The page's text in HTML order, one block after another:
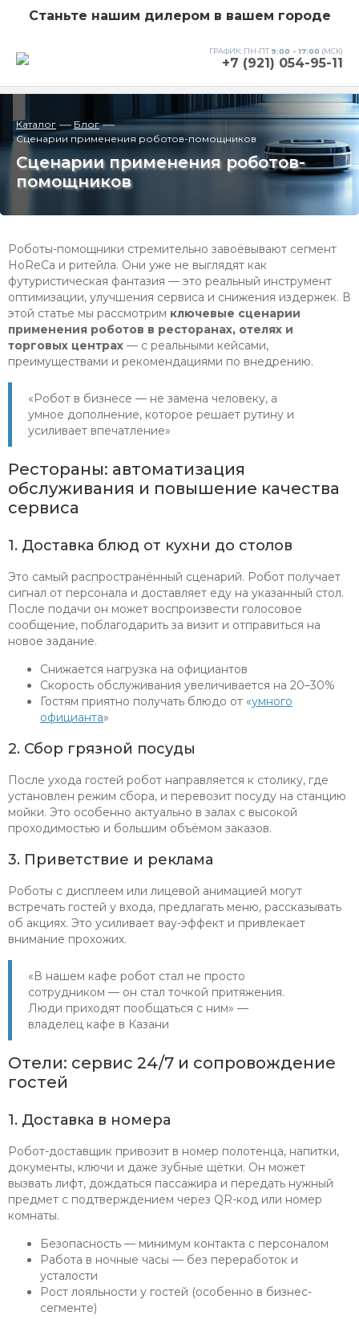
Станьте нашим дилером в вашем городе
+7 (921) 054-95-11
ГРАФИК: ПН-ПТ9:00 - 17:00 (МСК)
Каталог — Блог —
Сценарии применения роботов-помощников
Сценарии применения роботов-
помощников
Роботы-помощники стремительно завоёвывают сегмент
HoReCa и ритейла. Они уже не выглядят как
футуристическая фантазия — это реальный инструмент
оптимизации, улучшения сервиса и снижения издержек. В
этой статье мы рассмотрим ключевые сценарии
применения роботов в ресторанах, отелях и
торговых центрах — с реальными кейсами,
преимуществами и рекомендациями по внедрению.
«Робот в бизнесе — не замена человеку, а
умное дополнение, которое решает рутину и
усиливает впечатление»
Рестораны: автоматизация
обслуживания и повышение качества
сервиса
1. Доставка блюд от кухни до столов
Это самый распространённый сценарий. Робот получает
сигнал от персонала и доставляет еду на указанный стол.
После подачи он может воспроизвести голосовое
сообщение, поблагодарить за визит и отправиться на
новое задание.
Снижается нагрузка на официантов
Скорость обслуживания увеличивается на 20–30%
Гостям приятно получать блюдо от «умного
официанта»
2. Сбор грязной посуды
После ухода гостей робот направляется к столику, где
установлен режим сбора, и перевозит посуду на станцию
мойки. Это особенно актуально в залах с высокой
проходимостью и большим объёмом заказов.
3. Приветствие и реклама
Роботы с дисплеем или лицевой анимацией могут
встречать гостей у входа, предлагать меню, рассказывать
об акциях. Это усиливает вау-эффект и привлекает
внимание прохожих.
«В нашем кафе робот стал не просто
сотрудником — он стал точкой притяжения.
Люди приходят пообщаться с ним» —
владелец кафе в Казани
Отели: сервис 24/7 и сопровождение
гостей
1. Доставка в номера
Робот-доставщик привозит в номер полотенца, напитки,
документы, ключи и даже зубные щётки. Он может
вызвать лифт, дождаться пассажира и передать нужный
предмет с подтверждением через QR-код или номер
комнаты.
Безопасность — минимум контакта с персоналом
Работа в ночные часы — без переработок и
усталости
Рост лояльности у гостей (особенно в бизнес-
сегменте)